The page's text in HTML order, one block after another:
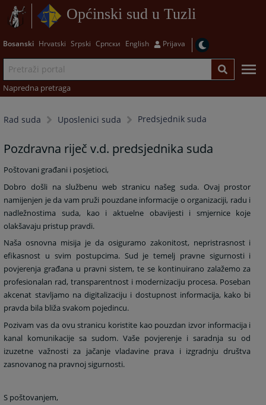
Općinski sud u Tuzli
Bosanski Hrvatski Srpski Српски English Prijava
Napredna pretraga
Rad suda Uposlenici suda Predsjednik suda
Pozdravna riječ v.d. predsjednika suda
Poštovani građani i posjetioci,
Dobro došli na službenu web stranicu našeg suda. Ovaj prostor
namijenjen je da vam pruži pouzdane informacije o organizaciji, radu i
nadležnostima suda, kao i aktuelne obavijesti i smjernice koje
olakšavaju pristup pravdi.
Naša osnovna misija je da osiguramo zakonitost, nepristrasnost i
efikasnost u svim postupcima. Sud je temelj pravne sigurnosti i
povjerenja građana u pravni sistem, te se kontinuirano zalažemo za
profesionalan rad, transparentnost i modernizaciju procesa. Poseban
akcenat stavljamo na digitalizaciju i dostupnost informacija, kako bi
pravda bila bliža svakom pojedincu.
Pozivam vas da ovu stranicu koristite kao pouzdan izvor informacija i
kanal komunikacije sa sudom. Vaše povjerenje i saradnja su od
izuzetne važnosti za jačanje vladavine prava i izgradnju društva
zasnovanog na pravnoj sigurnosti.
S poštovanjem,